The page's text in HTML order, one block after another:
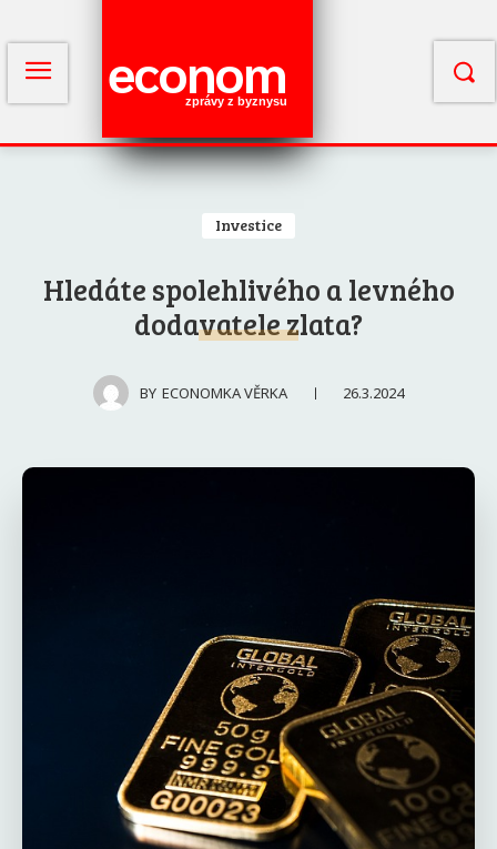
econom
zprávy z byznysu
Investice
Hledáte spolehlivého a levného
dodavatele zlata?
BY ECONOMKA VĚRKA 26.3.2024